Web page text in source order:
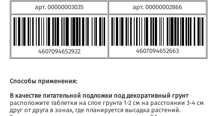
арт. 00000003035 арт. 00000002866
4607094652922 4607094652663
Способы применения:
В качестве питательной подложки под декоративный грунт
расположите таблетки на слое грунта 1-2 см на расстоянии 3-4 см
друг от друга в зонах, где планируется высадка растений.